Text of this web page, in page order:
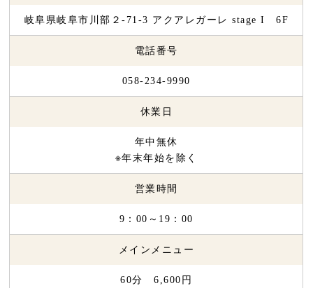
岐阜県岐阜市川部２-71-3 アクアレガーレ stage I 6F
電話番号
058-234-9990
休業日
年中無休
※年末年始を除く
営業時間
9：00～19：00
メインメニュー
60分 6,600円